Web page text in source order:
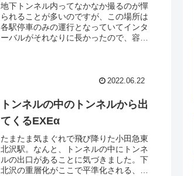
地下トンネル内ってなかなか撮るのが憚
られることが多いのですが、この場所は
各駅停車のみの運行となっていてインタ
ーバルがそれなりに長かったので、容易
正はCよりOか？そんなことも検証でき
2022.06.22
トンネルの中のトンネルから出
てくるEXEα
たまたま気まぐれで飛び降りた小田急東
北沢駅。なんと、トンネルの中にトンネ
ルの出口があることに気づきました。下
北沢の重層化がここで平準化される、と